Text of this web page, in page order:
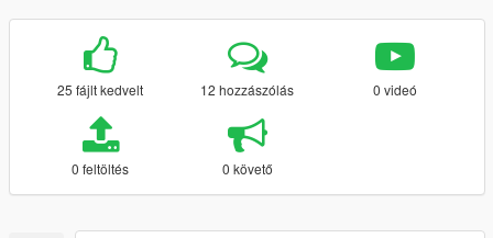
25 fájlt kedvelt 12 hozzászólás 0 videó
0 feltöltés 0 követő